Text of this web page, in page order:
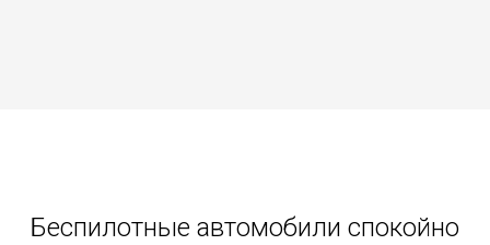
Беспилотные автомобили спокойно